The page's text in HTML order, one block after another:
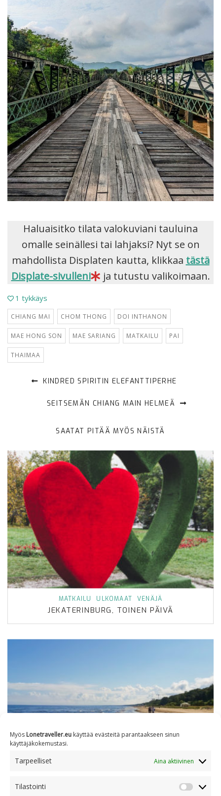
Myös Lonetraveller.eu käyttää evästeitä parantaakseen sinun
käyttäjäkokemustasi.
Tarpeelliset Aina aktiivinen
Tilastointi
Haluaisitko tilata valokuviani tauluina
omalle seinällesi tai lahjaksi? Nyt se on
mahdollista Displaten kautta, klikkaa tästä
Displate-sivulleni
ja tutustu valikoimaan.
1 tykkäys
CHIANG MAI CHOM THONG DOI INTHANON
MAE HONG SON MAE SARIANG MATKAILU PAI
THAIMAA
KINDRED SPIRITIN ELEFANTTIPERHE
SEITSEMÄN CHIANG MAIN HELMEÄ
SAATAT PITÄÄ MYÖS NÄISTÄ
MATKAILU ULKOMAAT VENÄJÄ
JEKATERINBURG, TOINEN PÄIVÄ